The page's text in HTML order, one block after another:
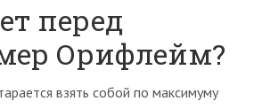
перед
Орифлейм?
взять собой по максимуму